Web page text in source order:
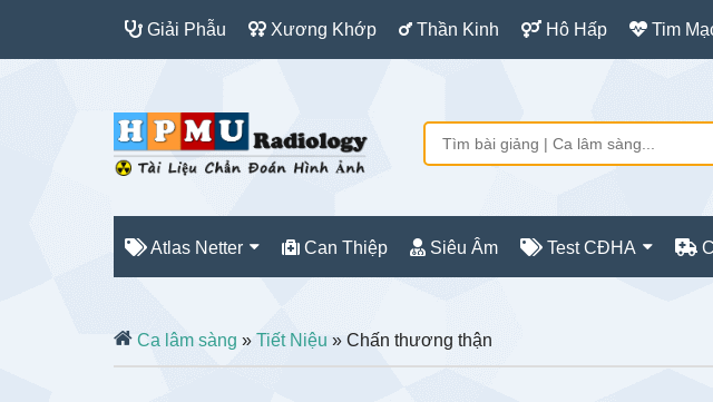
Giải Phẫu Xương Khớp Thần Kinh Hô Hấp Tim
Atlas Netter Can Thiệp Siêu Âm Test CĐHA
Ca lâm sàng » Tiết Niệu » Chấn thương thận